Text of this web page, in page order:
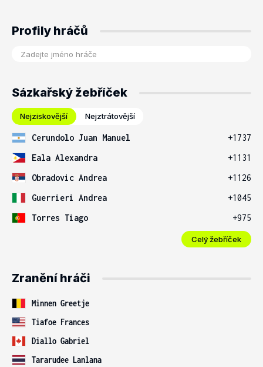
Profily hráčů
Sázkařský žebříček
Nejziskovější Nejztrátovější
Cerundolo Juan Manuel
+1737
Eala Alexandra
+1131
Obradovic Andrea
+1126
Guerrieri Andrea
+1045
Torres Tiago
+975
Celý žebříček
Zranění hráči
Minnen Greetje
Tiafoe Frances
Diallo Gabriel
Tararudee Lanlana